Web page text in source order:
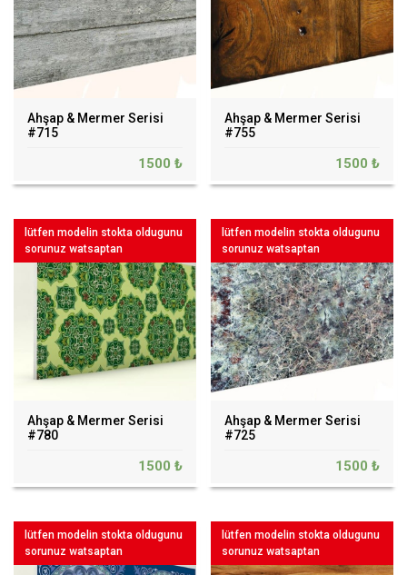
Ahşap & Mermer Serisi
#715
1500 ₺
Ahşap & Mermer Serisi
#755
1500 ₺
lütfen modelin stokta oldugunu
sorunuz watsaptan
Ahşap & Mermer Serisi
#780
1500 ₺
lütfen modelin stokta oldugunu
sorunuz watsaptan
Ahşap & Mermer Serisi
#725
1500 ₺
lütfen modelin stokta oldugunu
sorunuz watsaptan
lütfen modelin stokta oldugunu
sorunuz watsaptan